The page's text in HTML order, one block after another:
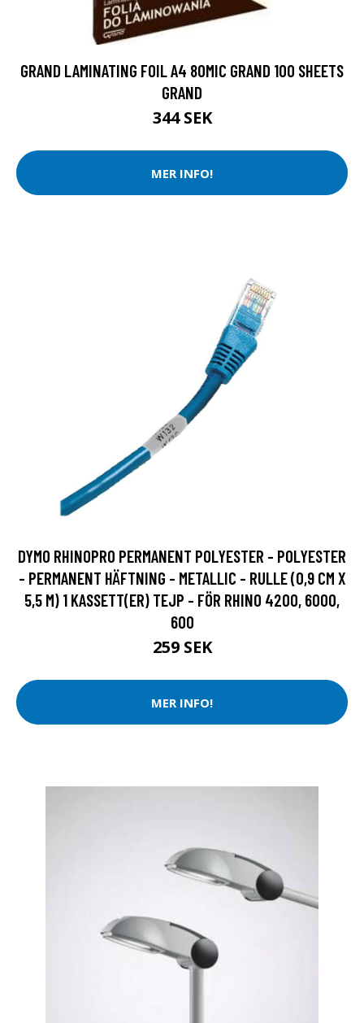
GRAND LAMINATING FOIL A4 80MIC GRAND 100 SHEETS
GRAND
344 SEK
MER INFO!
DYMO RHINOPRO PERMANENT POLYESTER - POLYESTER
- PERMANENT HÄFTNING - METALLIC - RULLE (0,9 CM X
5,5 M) 1 KASSETT(ER) TEJP - FÖR RHINO 4200, 6000,
600
259 SEK
MER INFO!